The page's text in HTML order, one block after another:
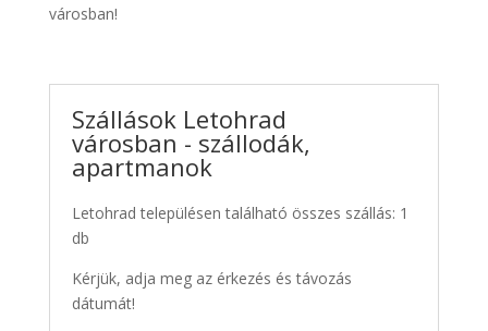
városban!
Szállások Letohrad
városban - szállodák,
apartmanok
Letohrad településen található összes szállás: 1
db
Kérjük, adja meg az érkezés és távozás
dátumát!